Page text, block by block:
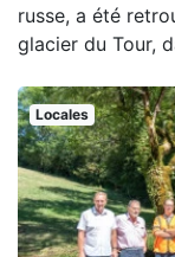
russe, a été
glacier du Tour,
Locales